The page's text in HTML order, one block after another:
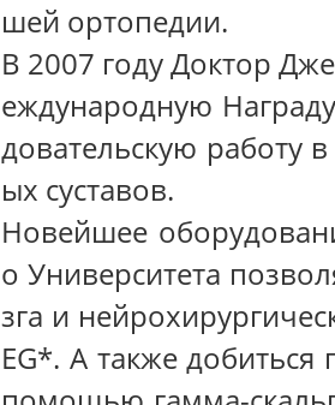
шей ортопедии.
В 2007 году Доктор
еждународную
довательскую работу
ых суставов.
Новейшее
о Университета
зга и
EG*. А также добиться